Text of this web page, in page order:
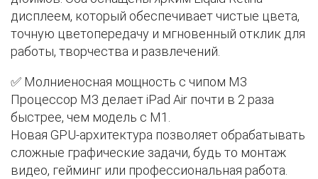
дисплеем, который обеспечивает чистые цвета,
точную цветопередачу и мгновенный отклик для
работы, творчества и развлечений.
✅ Молниеносная мощность с чипом M3
Процессор M3 делает iPad Air почти в 2 раза
быстрее, чем модель с M1.
Новая GPU-архитектура позволяет обрабатывать
сложные графические задачи, будь то монтаж
видео, гейминг или профессиональная работа.